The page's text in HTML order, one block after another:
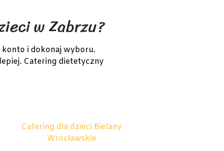
w Zabrzu?
konto i dokonaj wyboru.
Catering dietetyczny
Catering dla dzieci Bielany
Wrocławskie